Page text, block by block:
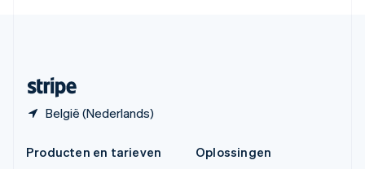
België (Nederlands)
Producten en tarieven
Oplossingen